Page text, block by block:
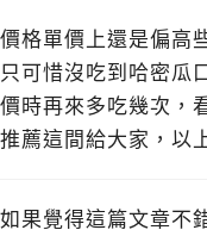
價格單價上還是偏高
只可惜沒吃到哈密瓜
價時再來多吃幾次，
推薦這間給大家，以
如果覺得這篇文章不